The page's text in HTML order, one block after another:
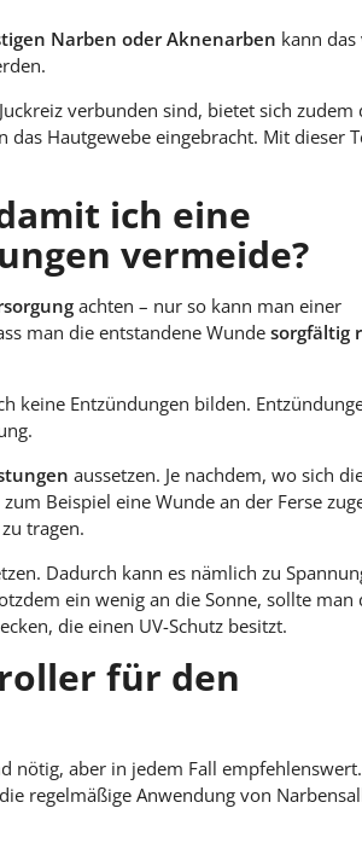
Narben oder Aknenarben kann
verbunden sind, bietet sich zudem
Hautgewebe eingebracht. Mit dieser
ich eine
vermeide?
achten – nur so kann man einer
man die entstandene Wunde sorgfältig
keine Entzündungen bilden.
aussetzen. Je nachdem, wo sich
Beispiel eine Wunde an der Ferse
tragen.
Dadurch kann es nämlich zu
ein wenig an die Sonne, sollte man
die einen UV-Schutz besitzt.
für den
nötig, aber in jedem Fall
regelmäßige Anwendung von